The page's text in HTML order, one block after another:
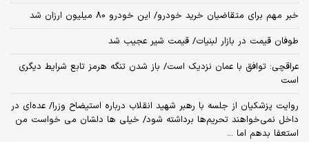
خبر مهم برای متقاضیان خرید خودرو/ این خودرو ۸۰ میلیون ارزان شد
طوفان قیمت در بازار لبنیات/ قیمت شیر عجیب شد
عراقچی: توافق با عمان نزدیک است/ باز شدن تنگه هرمز تابع شرایط دیگری
است
روایت پزشکیان از جلسه با رهبر شهید انقلاب درباره استیضاح وزرا/ عده‌ای در
داخل نمی‌خواهند تحریم‌ها برداشته شود/ خیلی ها دلشان می خواست من
استعفا بدهم اما ...